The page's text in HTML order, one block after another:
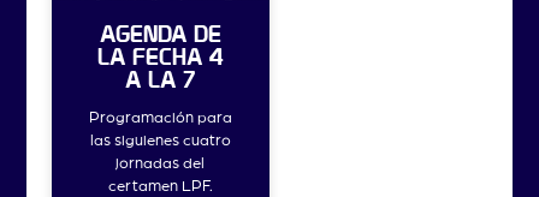
AGENDA DE
LA FECHA 4
A LA 7
Programación para
las siguienes cuatro
jornadas del
certamen LPF.